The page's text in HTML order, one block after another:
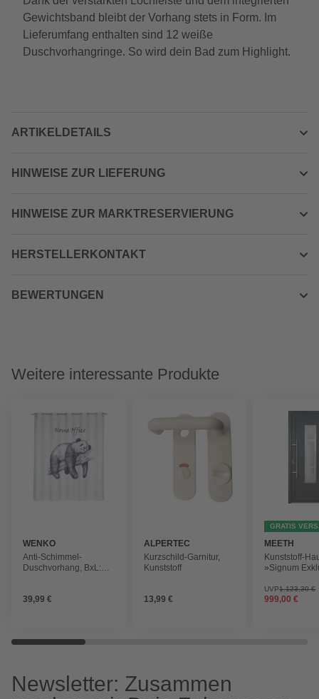
Gewichtsband bleibt der Vorhang stets in Form. Im
Lieferumfang enthalten sind 12 weiße
Duschvorhangringe. So wird dein Bad zum Highlight.
ARTIKELDETAILS
HINWEISE ZUR LIEFERUNG
HINWEISE ZUR MARKTRESERVIERUNG
HERSTELLERKONTAKT
BEWERTUNGEN
Weitere interessante Produkte
WENKO
Anti-Schimmel-
Duschvorhang, BxL:
39,99 €
ALPERTEC
Kurzschild-Garnitur,
Kunststoff
13,99 €
GRATIS
MEETH
Kunststoff-
»Signum
nach Innen
ohne Türgriff
UVP1.123,30 €
999,00 €
Newsletter: Zusammen